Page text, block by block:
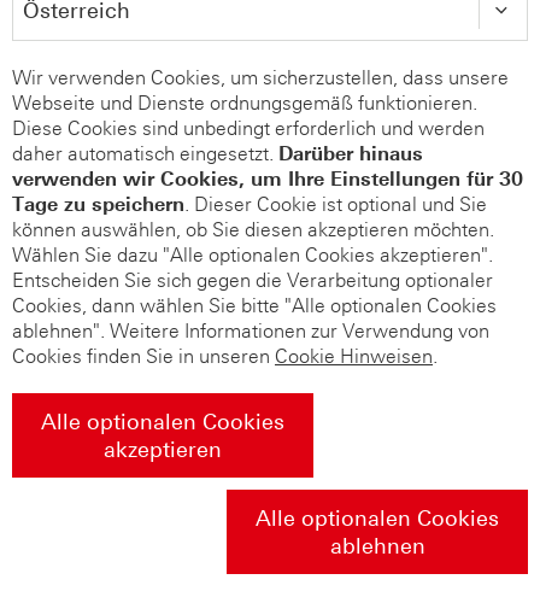
Wir verwenden Cookies, um sicherzustellen, dass unsere
Webseite und Dienste ordnungsgemäß funktionieren.
Diese Cookies sind unbedingt erforderlich und werden
daher automatisch eingesetzt. Darüber hinaus
verwenden wir Cookies, um Ihre Einstellungen für 30
Tage zu speichern. Dieser Cookie ist optional und Sie
können auswählen, ob Sie diesen akzeptieren möchten.
Wählen Sie dazu "Alle optionalen Cookies akzeptieren".
Entscheiden Sie sich gegen die Verarbeitung optionaler
Cookies, dann wählen Sie bitte "Alle optionalen Cookies
ablehnen". Weitere Informationen zur Verwendung von
Cookies finden Sie in unseren Cookie Hinweisen.
Alle optionalen Cookies
akzeptieren
Alle optionalen Cookies
ablehnen